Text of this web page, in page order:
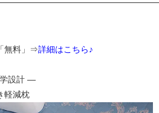
無料」⇒詳細はこちら♪
設計 ―
軽減枕